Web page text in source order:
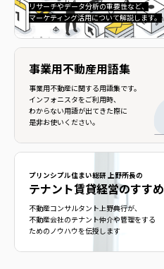
リサーチやデータ分析の重要性など、
マーケティング活用について解説します。
事業用不動産用語集
事業用不動産に関する用語集です。
インフォニスタをご利用時、
わからない用語が出てきた際に
是非お使いください。
プリンシプル住まい総研 上野所長の
テナント賃貸経営のすすめ
不動産コンサルタント上野典行が、
不動産会社のテナント仲介や管理をする
ためのノウハウを伝授します